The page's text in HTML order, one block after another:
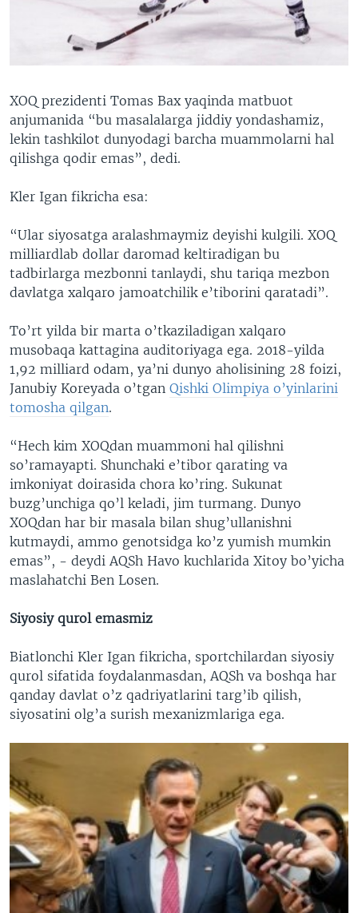
XOQ prezidenti Tomas Bax yaqinda matbuot
anjumanida “bu masalalarga jiddiy yondashamiz,
lekin tashkilot dunyodagi barcha muammolarni hal
qilishga qodir emas”, dedi.
Kler Igan fikricha esa:
“Ular siyosatga aralashmaymiz deyishi kulgili. XOQ
milliardlab dollar daromad keltiradigan bu
tadbirlarga mezbonni tanlaydi, shu tariqa mezbon
davlatga xalqaro jamoatchilik e’tiborini qaratadi”.
To’rt yilda bir marta o’tkaziladigan xalqaro
musobaqa kattagina auditoriyaga ega. 2018-yilda
1,92 milliard odam, ya’ni dunyo aholisining 28 foizi,
Janubiy Koreyada o’tgan Qishki Olimpiya o’yinlarini
tomosha qilgan.
“Hech kim XOQdan muammoni hal qilishni
so’ramayapti. Shunchaki e’tibor qarating va
imkoniyat doirasida chora ko’ring. Sukunat
buzg’unchiga qo’l keladi, jim turmang. Dunyo
XOQdan har bir masala bilan shug’ullanishni
kutmaydi, ammo genotsidga ko’z yumish mumkin
emas”, - deydi AQSh Havo kuchlarida Xitoy bo’yicha
maslahatchi Ben Losen.
Siyosiy qurol emasmiz
Biatlonchi Kler Igan fikricha, sportchilardan siyosiy
qurol sifatida foydalanmasdan, AQSh va boshqa har
qanday davlat o’z qadriyatlarini targ’ib qilish,
siyosatini olg’a surish mexanizmlariga ega.